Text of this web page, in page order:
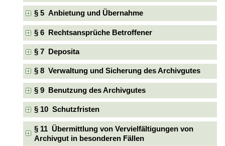
§ 5 Anbietung und Übernahme
§ 6 Rechtsansprüche Betroffener
§ 7 Deposita
§ 8 Verwaltung und Sicherung des Archivgutes
§ 9 Benutzung des Archivgutes
§ 10 Schutzfristen
§ 11 Übermittlung von Vervielfältigungen von
Archivgut in besonderen Fällen